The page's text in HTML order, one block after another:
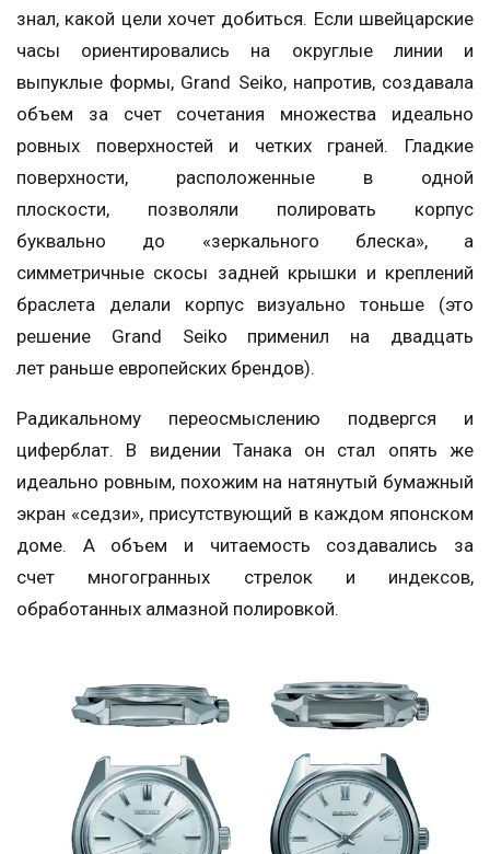
знал, какой цели хочет добиться. Если швейцарские
часы ориентировались на округлые линии и
выпуклые формы, Grand Seiko, напротив, создавала
объем за счет сочетания множества идеально
ровных поверхностей и четких граней. Гладкие
поверхности, расположенные в одной
плоскости, позволяли полировать корпус
буквально до «зеркального блеска», а
симметричные скосы задней крышки и креплений
браслета делали корпус визуально тоньше (это
решение Grand Seiko применил на двадцать
лет раньше европейских брендов).
Радикальному переосмыслению подвергся и
циферблат. В видении Танака он стал опять же
идеально ровным, похожим на натянутый бумажный
экран «седзи», присутствующий в каждом японском
доме. А объем и читаемость создавались за
счет многогранных стрелок и индексов,
обработанных алмазной полировкой.